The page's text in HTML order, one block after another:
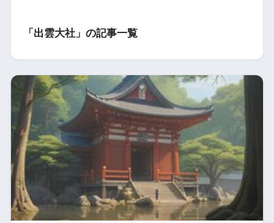
「出雲大社」の記事一覧